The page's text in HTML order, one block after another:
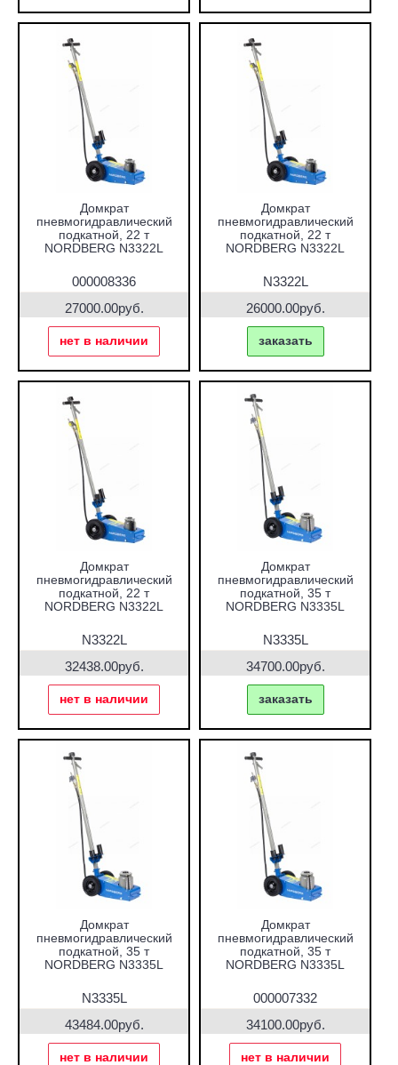
Домкрат
пневмогидравлический
подкатной, 22 т
NORDBERG N3322L
000008336
27000.00руб.
нет в наличии
Домкрат
пневмогидравлический
подкатной, 22 т
NORDBERG N3322L
N3322L
26000.00руб.
заказать
Домкрат
пневмогидравлический
подкатной, 22 т
NORDBERG N3322L
N3322L
32438.00руб.
нет в наличии
Домкрат
пневмогидравлический
подкатной, 35 т
NORDBERG N3335L
N3335L
34700.00руб.
заказать
Домкрат
пневмогидравлический
подкатной, 35 т
NORDBERG N3335L
N3335L
43484.00руб.
нет в наличии
Домкрат
пневмогидравлический
подкатной, 35 т
NORDBERG N3335L
000007332
34100.00руб.
нет в наличии